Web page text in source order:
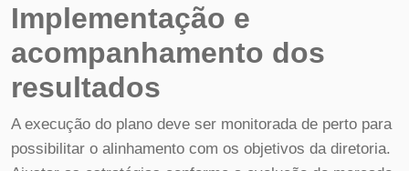
Implementação e
acompanhamento dos
resultados
A execução do plano deve ser monitorada de perto para
possibilitar o alinhamento com os objetivos da diretoria.